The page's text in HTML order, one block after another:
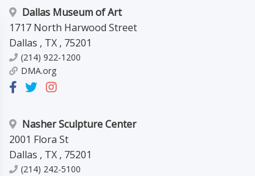
Dallas Museum of Art
1717 North Harwood Street
Dallas , TX , 75201
(214) 922-1200
DMA.org
Nasher Sculpture Center
2001 Flora St
Dallas , TX , 75201
(214) 242-5100